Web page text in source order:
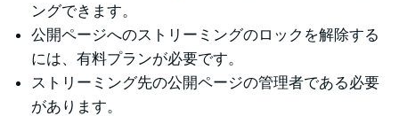
ングできます。
公開ページへのストリーミングのロックを解除する
には、有料プランが必要です。
ストリーミング先の公開ページの管理者である必要
があります。